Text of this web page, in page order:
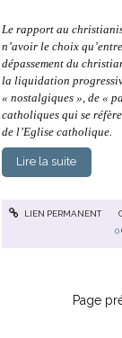
Le rapport au
n’avoir le choix
dépassement du
la liquidation
« nostalgiques », de «
catholiques qui se
de l’Eglise catholique.
Lire la suite
LIEN PERMANENT
0
Page